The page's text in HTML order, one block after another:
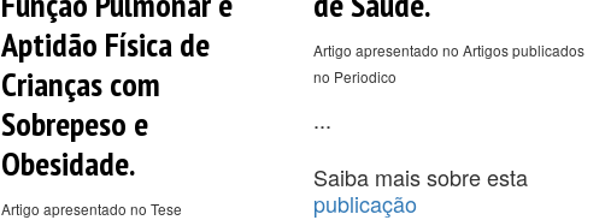
Aptidão Física de
Crianças com
Sobrepeso e
Obesidade.
Artigo apresentado no Tese
Artigo apresentado no Artigos publicados
no Periodico
...
Saiba mais sobre esta
publicação